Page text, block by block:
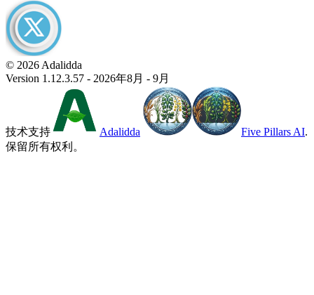
© 2026 Adalidda
Version 1.12.3.57 - 2026年8月 - 9月
技术支持 Adalidda Five Pillars AI.
保留所有权利。